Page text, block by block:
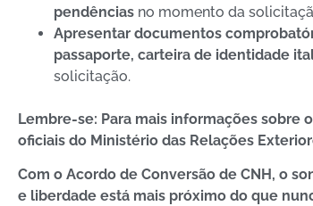
pendências no momento da
Apresentar documentos
passaporte, carteira de identidade
solicitação.
Lembre-se: Para mais informações sobre
oficiais do Ministério das Relações
Com o Acordo de Conversão de CNH, o
e liberdade está mais próximo do que